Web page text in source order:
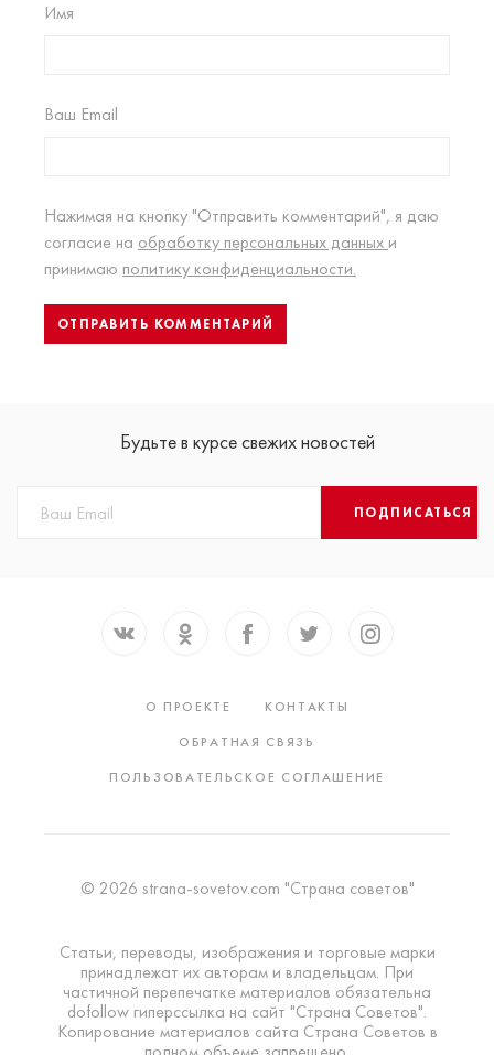
Имя
Ваш Email
Нажимая на кнопку "Отправить комментарий", я даю
согласие на обработку персональных данных и
принимаю политику конфиденциальности.
Будьте в курсе свежих новостей
ПОДПИСАТЬСЯ
О ПРОЕКТЕ
КОНТАКТЫ
ОБРАТНАЯ СВЯЗЬ
ПОЛЬЗОВАТЕЛЬСКОЕ СОГЛАШЕНИЕ
© 2026 strana-sovetov.com "Страна советов"
Статьи, переводы, изображения и торговые марки
принадлежат их авторам и владельцам. При
частичной перепечатке материалов обязательна
dofollow гиперссылка на сайт "Страна Советов".
Копирование материалов сайта Страна Советов в